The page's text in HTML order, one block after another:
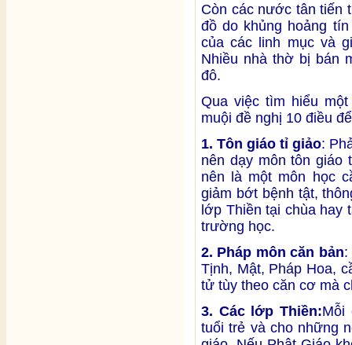
Còn các nước tân tiến
đồ do khủng hoảng
của các linh mục và
Nhiều nhà thờ bị bán
đô.
Qua việc tìm hiểu
muội đề nghị 10 điều
1. Tôn giáo tỉ giảo:
nên dạy môn tôn
nên là một môn học
giảm bớt bệnh tật,
lớp Thiền tại chùa hay
trường học.
2. Pháp môn căn bản:
Tịnh, Mật, Pháp Hoa,
tử tùy theo căn cơ mà
3. Các lớp Thiền:Mỗi
tuổi trẻ và cho những